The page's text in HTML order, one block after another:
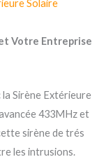
Solaire
Votre Entreprise
Sirène Extérieure
433MHz et
sirène de trés
les intrusions.